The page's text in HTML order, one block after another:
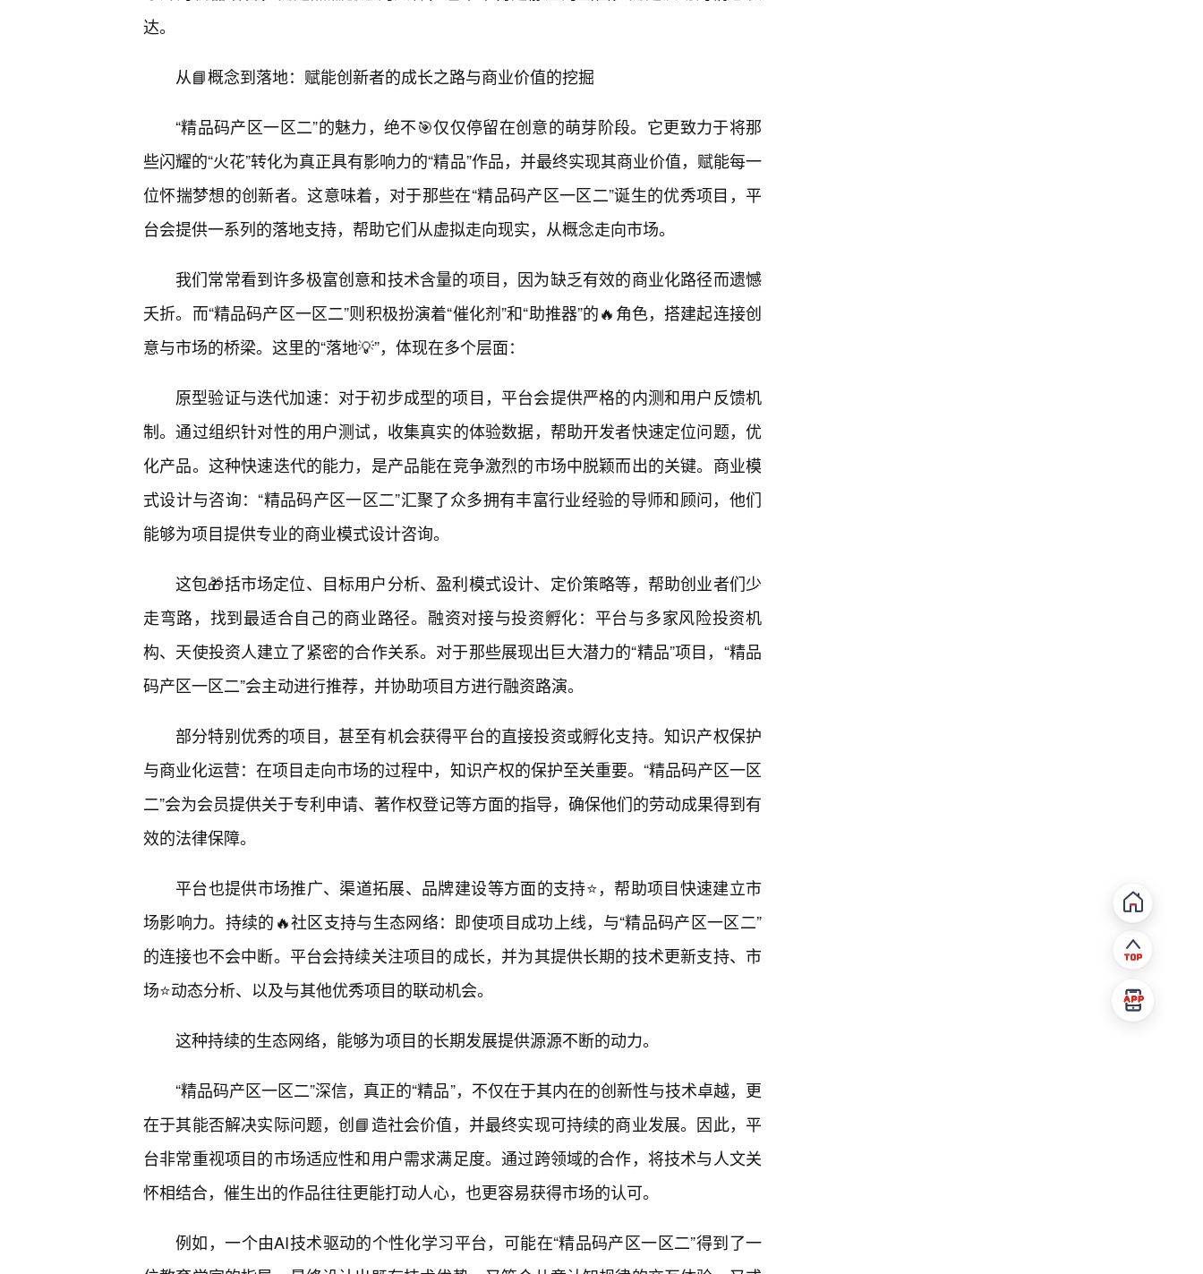
达。
从📘概念到落地：赋能创新者的成长之路与商业价值的挖掘
“精品码产区一区二”的魅力，绝不🎯仅仅停留在创意的萌芽阶段。它更致力于将那
些闪耀的“火花”转化为真正具有影响力的“精品”作品，并最终实现其商业价值，赋能每一
位怀揣梦想的创新者。这意味着，对于那些在“精品码产区一区二”诞生的优秀项目，平
台会提供一系列的落地支持，帮助它们从虚拟走向现实，从概念走向市场。
我们常常看到许多极富创意和技术含量的项目，因为缺乏有效的商业化路径而遗憾
夭折。而“精品码产区一区二”则积极扮演着“催化剂”和“助推器”的🔥角色，搭建起连接创
意与市场的桥梁。这里的“落地💡”，体现在多个层面：
原型验证与迭代加速：对于初步成型的项目，平台会提供严格的内测和用户反馈机
制。通过组织针对性的用户测试，收集真实的体验数据，帮助开发者快速定位问题，优
化产品。这种快速迭代的能力，是产品能在竞争激烈的市场中脱颖而出的关键。商业模
式设计与咨询：“精品码产区一区二”汇聚了众多拥有丰富行业经验的导师和顾问，他们
能够为项目提供专业的商业模式设计咨询。
这包🎁括市场定位、目标用户分析、盈利模式设计、定价策略等，帮助创业者们少
走弯路，找到最适合自己的商业路径。融资对接与投资孵化：平台与多家风险投资机
构、天使投资人建立了紧密的合作关系。对于那些展现出巨大潜力的“精品”项目，“精品
码产区一区二”会主动进行推荐，并协助项目方进行融资路演。
部分特别优秀的项目，甚至有机会获得平台的直接投资或孵化支持。知识产权保护
与商业化运营：在项目走向市场的过程中，知识产权的保护至关重要。“精品码产区一区
二”会为会员提供关于专利申请、著作权登记等方面的指导，确保他们的劳动成果得到有
效的法律保障。
平台也提供市场推广、渠道拓展、品牌建设等方面的支持⭐，帮助项目快速建立市
场影响力。持续的🔥社区支持与生态网络：即使项目成功上线，与“精品码产区一区二”
的连接也不会中断。平台会持续关注项目的成长，并为其提供长期的技术更新支持、市
场⭐动态分析、以及与其他优秀项目的联动机会。
这种持续的生态网络，能够为项目的长期发展提供源源不断的动力。
“精品码产区一区二”深信，真正的“精品”，不仅在于其内在的创新性与技术卓越，更
在于其能否解决实际问题，创📘造社会价值，并最终实现可持续的商业发展。因此，平
台非常重视项目的市场适应性和用户需求满足度。通过跨领域的合作，将技术与人文关
怀相结合，催生出的作品往往更能打动人心，也更容易获得市场的认可。
例如，一个由AI技术驱动的个性化学习平台，可能在“精品码产区一区二”得到了一